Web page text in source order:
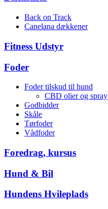
Back on Track
Canelana dækkener
Fitness Udstyr
Foder
Foder tilskud til hund
CBD olier og spray
Godbidder
Skåle
Tørfoder
Vådfoder
Foredrag, kursus
Hund & Bil
Hundens Hvileplads